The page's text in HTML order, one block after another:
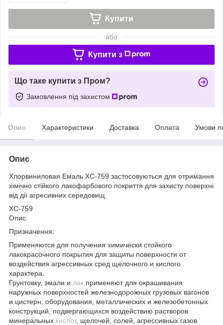
Купити
або
Купити з
Що таке купити з Пром?
Замовлення під захистом
Опис Характеристики Доставка Оплата Умови
Опис
Хлорвиниловая Емаль ХС-759 застосовуються для отримання
хімічно стійкого лакофарбового покриття для захисту поверхні
від дії агресивних середовищ.
ХС-759
Опис:
Призначення:
Применяются для получения химически стойкого
лакокрасочного покрытия для защиты поверхности от
воздействия агрессивных сред щелочного и кислого
характера.
Грунтовку, эмали и лак применяют для окрашивания
наружных поверхностей железнодорожных грузовых вагонов
и цистерн, оборудования, металлических и железобетонных
конструкций, подвергающихся воздействию растворов
минеральных кислот, щелочей, солей, агрессивных газов